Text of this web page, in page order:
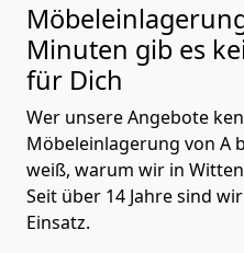
Minuten gib es
für Dich
Wer unsere Angebote
Möbeleinlagerung von A
weiß, warum wir in Witten
Seit über 14 Jahre sind
Einsatz.